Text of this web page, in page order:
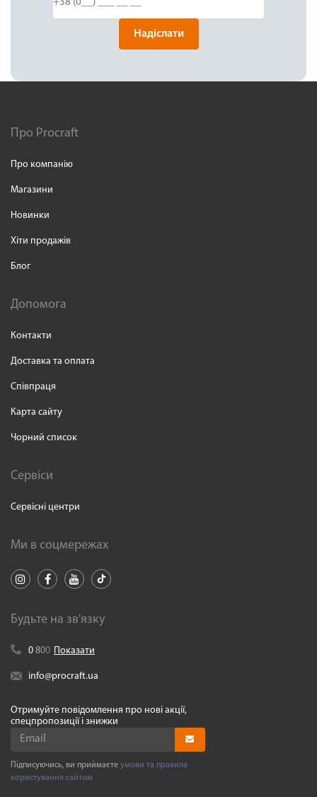
Надіслати
Про Procraft
Про компанію
Магазини
Новинки
Хіти продажів
Блог
Допомога
Контакти
Доставка та оплата
Співпраця
Карта сайту
Чорний список
Сервіси
Сервісні центри
Ми в соцмережах
Будьте на зв'язку
0 800 Показати
info@procraft.ua
Отримуйте повідомлення про нові акції,
спецпропозиції і знижки
Підписуючись, ви приймаєте умови та правила
користування сайтом